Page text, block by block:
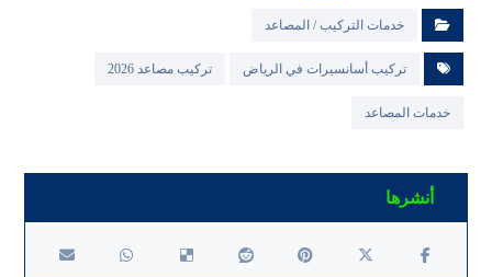
خدمات التركيب / المصاعد
تركيب أسانسيرات في الرياض تركيب مصاعد 2026
خدمات المصاعد